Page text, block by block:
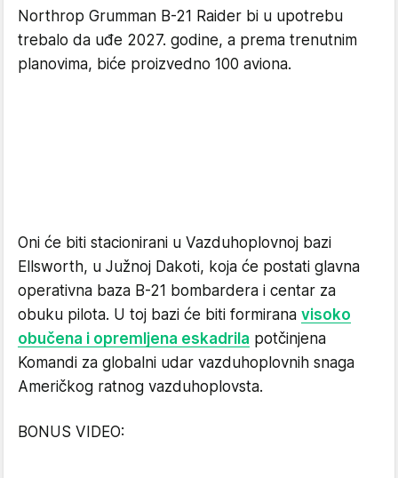
Northrop Grumman B-21 Raider bi u upotrebu
trebalo da uđe 2027. godine, a prema trenutnim
planovima, biće proizvedno 100 aviona.
Oni će biti stacionirani u Vazduhoplovnoj bazi
Ellsworth, u Južnoj Dakoti, koja će postati glavna
operativna baza B-21 bombardera i centar za
obuku pilota. U toj bazi će biti formirana visoko
obučena i opremljena eskadrila potčinjena
Komandi za globalni udar vazduhoplovnih snaga
Američkog ratnog vazduhoplovsta.
BONUS VIDEO: